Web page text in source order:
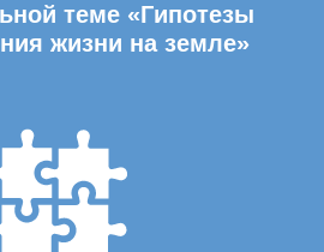
теме «Гипотезы
жизни на земле»